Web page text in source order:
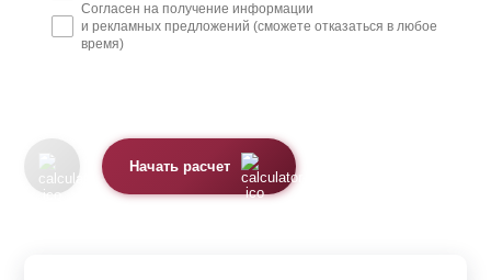
Согласен на получение информации
и рекламных предложений (сможете отказаться в любое
время)
Начать расчет